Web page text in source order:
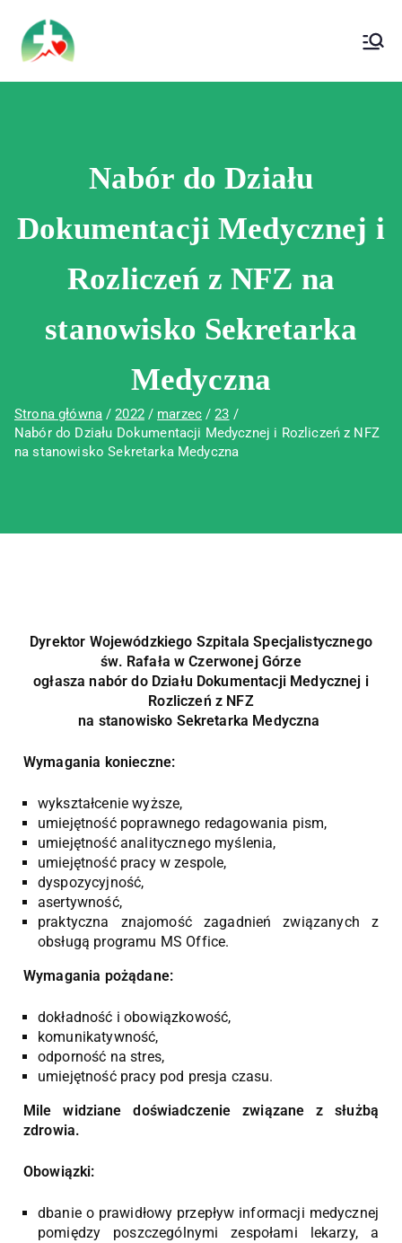
Wojewódzki Szpital Specjalistyczny im.
Św. Rafała w Czerwonej Górze
Nabór do Działu
Dokumentacji Medycznej i
Rozliczeń z NFZ na
stanowisko Sekretarka
Medyczna
Strona główna 2022 marzec
23
Nabór do Działu Dokumentacji Medycznej i Rozliczeń z NFZ
na stanowisko Sekretarka Medyczna
Dyrektor Wojewódzkiego Szpitala Specjalistycznego
św. Rafała w Czerwonej Górze
ogłasza nabór do Działu Dokumentacji Medycznej i
Rozliczeń z NFZ
na stanowisko Sekretarka Medyczna
Wymagania konieczne:
wykształcenie wyższe,
umiejętność poprawnego redagowania pism,
umiejętność analitycznego myślenia,
umiejętność pracy w zespole,
dyspozycyjność,
asertywność,
praktyczna znajomość zagadnień związanych z
obsługą programu MS Office.
Wymagania pożądane:
dokładność i obowiązkowość,
komunikatywność,
odporność na stres,
umiejętność pracy pod presja czasu.
Mile widziane doświadczenie związane z służbą
zdrowia.
Obowiązki:
dbanie o prawidłowy przepływ informacji medycznej
pomiędzy poszczególnymi zespołami lekarzy, a